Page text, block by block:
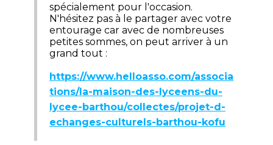
spécialement pour l'occasion.
N'hésitez pas à le partager avec votre
entourage car avec de nombreuses
petites sommes, on peut arriver à un
grand tout :
https://www.helloasso.com/associa
tions/la-maison-des-lyceens-du-
lycee-barthou/collectes/projet-d-
echanges-culturels-barthou-kofu